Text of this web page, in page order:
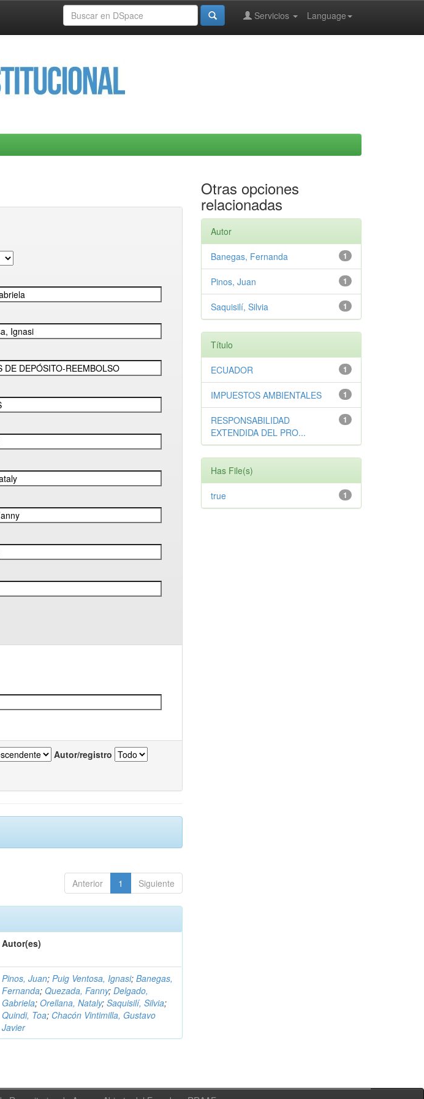
Language
Servicios
Autor/registro
Anterior 1 Siguiente
Autor(es)
Pinos, Juan;Puig Ventosa, Ignasi;Banegas,
Fernanda;Quezada, Fanny;Delgado,
Gabriela;Orellana, Nataly;Saquisilí, Silvia;
Quindi, Toa; Chacón Vintimilla, Gustavo
Javier
Otras opciones
relacionadas
Autor
1
Banegas, Fernanda
1
Pinos, Juan
1
Saquisilí, Silvia
Título
1
ECUADOR
1
IMPUESTOS AMBIENTALES
1
RESPONSABILIDAD
EXTENDIDA DEL PRO...
Has File(s)
1
true